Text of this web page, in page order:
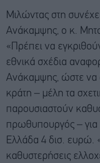
Μιλώντας στη
Ανάκαμψης, ο κ.
«Πρέπει να
εθνικά σχέδια
Ανάκαμψης, ώστε να
κράτη – μέλη τα
παρουσιαστούν
πρωθυπουργός – για
Ελλάδα 4 δισ. ευρώ.
καθυστερήσεις